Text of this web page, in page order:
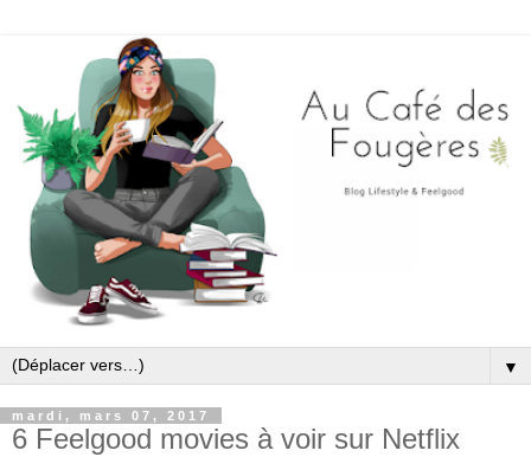
▼
mardi, mars 07, 2017
6 Feelgood movies à voir sur Netflix